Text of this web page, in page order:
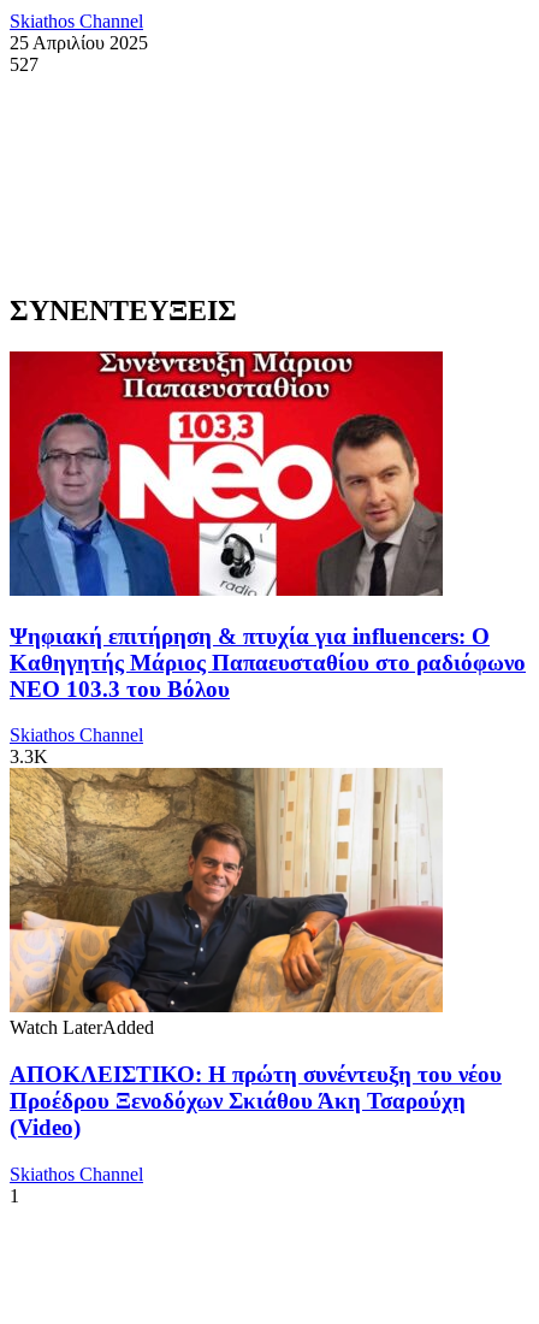
Skiathos Channel
25 Απριλίου 2025
527
ΣΥΝΕΝΤΕΥΞΕΙΣ
Ψηφιακή επιτήρηση & πτυχία για influencers: Ο
Καθηγητής Μάριος Παπαευσταθίου στο ραδιόφωνο
NEO 103.3 του Βόλου
Skiathos Channel
3.3K
Watch LaterAdded
ΑΠΟΚΛΕΙΣΤΙΚΟ: Η πρώτη συνέντευξη του νέου
Προέδρου Ξενοδόχων Σκιάθου Άκη Τσαρούχη
(Video)
Skiathos Channel
1